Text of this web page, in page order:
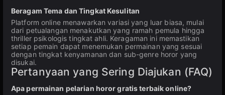
Beragam Tema dan Tingkat Kesulitan
Platform online menawarkan variasi yang luar biasa, mulai
dari petualangan menakutkan yang ramah pemula hingga
thriller psikologis tingkat ahli. Keragaman ini memastikan
setiap pemain dapat menemukan permainan yang sesuai
dengan tingkat kenyamanan dan sub-genre horor yang
disukai.
Pertanyaan yang Sering Diajukan (FAQ)
Apa permainan pelarian horor gratis terbaik online?